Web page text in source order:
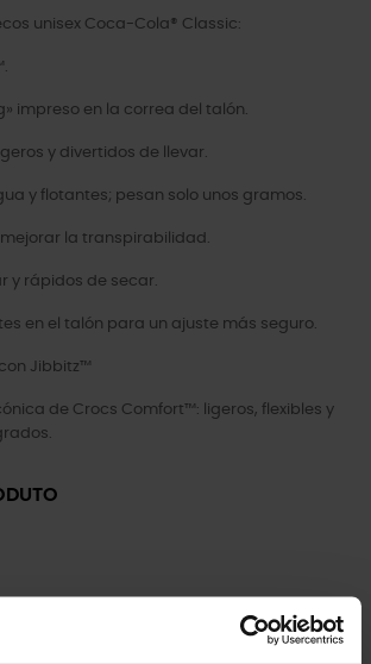
unisex Coca-Cola® Classic:
impreso en la correa del talón.
y divertidos de llevar.
y flotantes; pesan solo unos gramos.
la transpirabilidad.
y rápidos de secar.
en el talón para un ajuste más seguro.
Jibbitz™
de Crocs Comfort™: ligeros, flexibles y